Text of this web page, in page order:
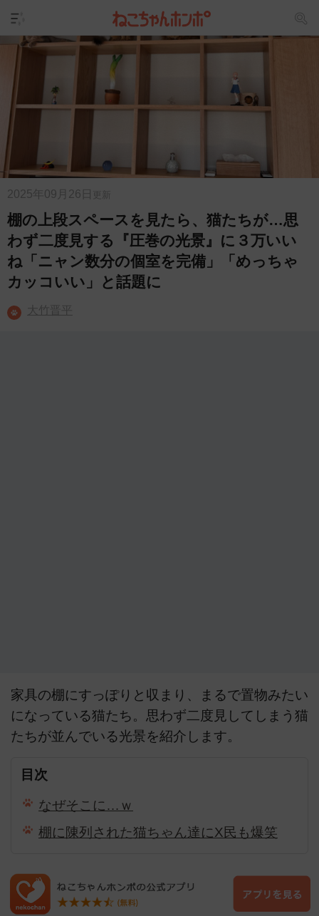
2025年09月26日 更新
棚の上段スペースを見たら、猫たちが…思
わず二度見する『圧巻の光景』に３万いい
ね「ニャン数分の個室を完備」「めっちゃ
カッコいい」と話題に
大竹晋平
家具の棚にすっぽりと収まり、まるで置物みたい
になっている猫たち。思わず二度見してしまう猫
たちが並んでいる光景を紹介します。
目次
なぜそこに…ｗ
棚に陳列された猫ちゃん達にX民も爆笑